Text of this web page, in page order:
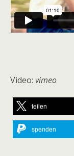
Video: vimeo
teilen
spenden